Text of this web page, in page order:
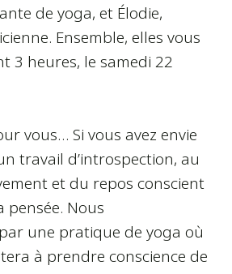
de yoga, et Élodie,
Ensemble, elles vous
3 heures, le samedi 22
vous… Si vous avez envie
travail d’introspection, au
et du repos conscient
pensée. Nous
une pratique de yoga où
à prendre conscience de